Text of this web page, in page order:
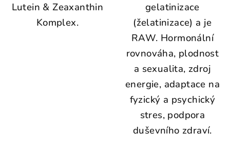
Lutein & Zeaxanthin
Komplex.
gelatinizace
(želatinizace) a je
RAW. Hormonální
rovnováha, plodnost
a sexualita, zdroj
energie, adaptace na
fyzický a psychický
stres, podpora
duševního zdraví.